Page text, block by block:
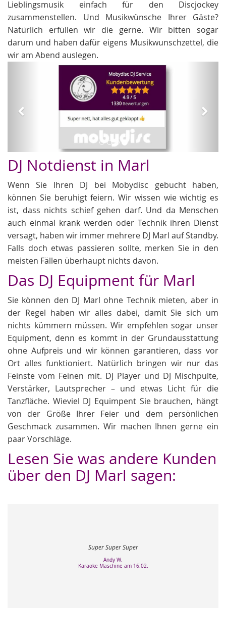
Lieblingsmusik einfach für den Discjockey
zusammenstellen. Und Musikwünsche Ihrer Gäste?
Natürlich erfüllen wir die gerne. Wir bitten sogar
darum und haben dafür eigens Musikwunschzettel, die
wir am Abend auslegen.
Hochzeit DJs
DJ Notdienst in Marl
Wenn Sie Ihren DJ bei Mobydisc gebucht haben,
können Sie beruhigt feiern. Wir wissen wie wichtig es
ist, dass nichts schief gehen darf. Und da Menschen
auch einmal krank werden oder Technik ihren Dienst
versagt, haben wir immer mehrere DJ Marl auf Standby.
Falls doch etwas passieren sollte, merken Sie in den
meisten Fällen überhaupt nichts davon.
Das DJ Equipment für Marl
Sie können den DJ Marl ohne Technik mieten, aber in
der Regel haben wir alles dabei, damit Sie sich um
nichts kümmern müssen. Wir empfehlen sogar unser
Equipment, denn es kommt in der Grundausstattung
ohne Aufpreis und wir können garantieren, dass vor
Ort alles funktioniert. Natürlich bringen wir nur das
Feinste vom Feinen mit. DJ Player und DJ Mischpulte,
Verstärker, Lautsprecher – und etwas Licht für die
Tanzfläche. Wieviel DJ Equimpent Sie brauchen, hängt
von der Größe Ihrer Feier und dem persönlichen
Geschmack zusammen. Wir machen Ihnen gerne ein
paar Vorschläge.
Lesen Sie was andere Kunden
über den DJ Marl sagen: